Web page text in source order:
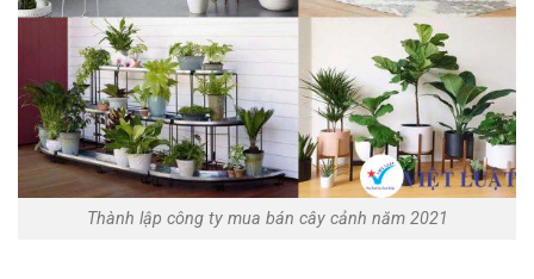
Thành lập công ty mua bán cây cảnh năm 2021